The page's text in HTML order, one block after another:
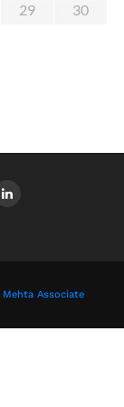
29
30
Mehta Associate